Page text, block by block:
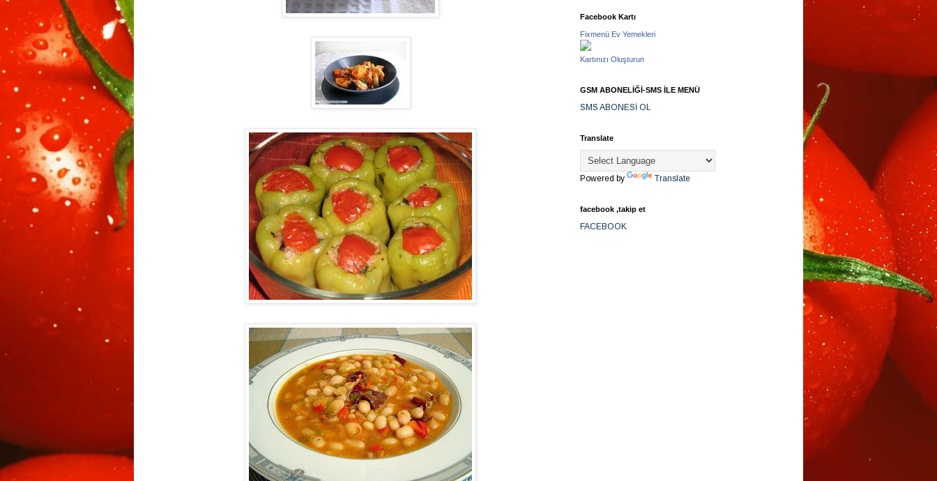
Facebook Kartı
Fixmenü Ev Yemekleri
Kartınızı Oluşturun
GSM ABONELİĞİ-SMS İLE MENÜ
SMS ABONESİ OL
Translate
Powered by Translate
facebook ,takip et
FACEBOOK